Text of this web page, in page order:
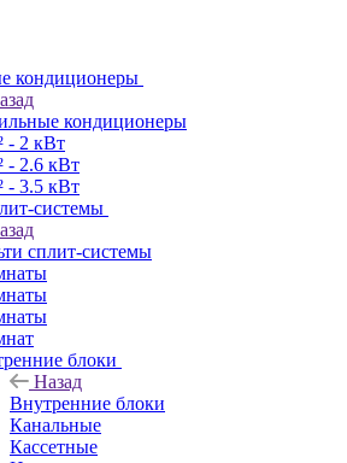
кондиционеры
кондиционеры
- 2 кВт
- 2.6 кВт
- 3.5 кВт
системы
сплит-системы
блоки
Назад
Внутренние блоки
Канальные
Кассетные